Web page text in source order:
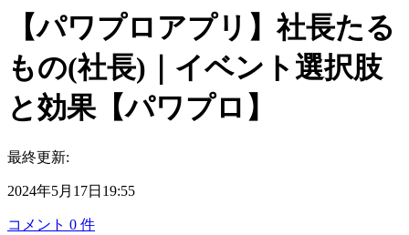
【パワプロアプリ】社長たる
もの(社長)｜イベント選択肢
と効果【パワプロ】
最終更新:
2024年5月17日19:55
コメント 0 件